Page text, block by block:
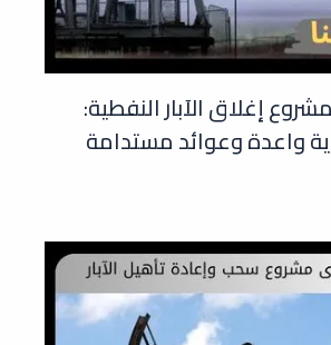
إغلاق الآبار النفطية:
واعدة وعوائد مستدامة